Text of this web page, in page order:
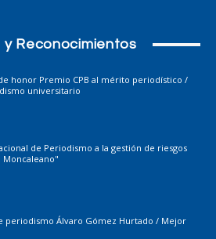
y Reconocimientos
honor Premio CPB al mérito periodístico /
universitario
de Periodismo a la gestión de riesgos
Moncaleano"
periodismo Álvaro Gómez Hurtado / Mejor